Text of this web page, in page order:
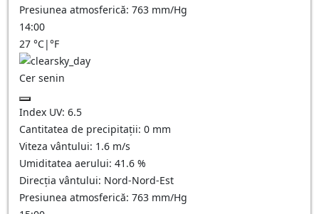
Presiunea atmosferică: 763 mm/Hg
14:00
27 °C|°F
Cer senin
Index UV: 6.5
Cantitatea de precipitații: 0 mm
Viteza vântului: 1.6 m/s
Umiditatea aerului: 41.6 %
Direcția vântului: Nord-Nord-Est
Presiunea atmosferică: 763 mm/Hg